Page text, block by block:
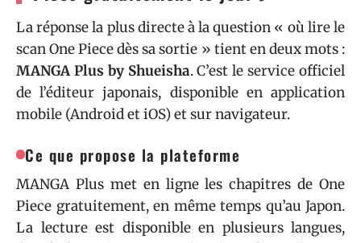
La réponse la plus directe à la question « où lire le
scan One Piece dès sa sortie » tient en deux mots :
MANGA Plus by Shueisha. C’est le service officiel
de l’éditeur japonais, disponible en application
mobile (Android et iOS) et sur navigateur.
Ce que propose la plateforme
MANGA Plus met en ligne les chapitres de One
Piece gratuitement, en même temps qu’au Japon.
La lecture est disponible en plusieurs langues,